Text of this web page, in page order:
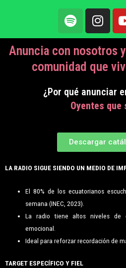
Anuncia con nosotros
comunidad que
¿Por qué anunciar
ntes que son
Descargar
LA RADIO SIGUE SIENDO UN MEDIO DE
El 80% de los ecuatorianos
semana (INEC, 2023).
La radio tiene altos niveles de
emocional.
Ideal para reforzar recordación de
TARGET ESPECÍFICO Y FIEL